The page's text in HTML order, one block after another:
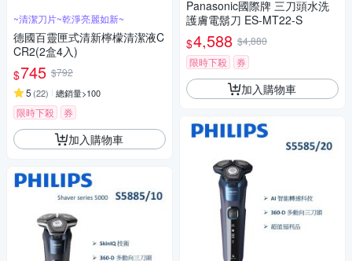
~清潔刀片~乾淨亮麗如新~
德國百靈匣式清新檸檬清潔液C
CR2(2盒4入)
$745 $792
5 (22) 總銷量>100
限時下殺 券
加入購物車
Panasonic國際牌 三刀頭水洗
護膚電鬍刀 ES-MT22-S
$4,588 $4,880
限時下殺
券
加入購物車